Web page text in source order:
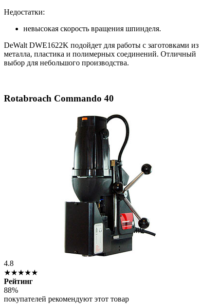
Недостатки:
невысокая скорость вращения шпинделя.
DeWalt DWE1622K подойдет для работы с заготовками из
металла, пластика и полимерных соединений. Отличный
выбор для небольшого производства.
Rotabroach Commando 40
4.8
★★★★★
Рейтинг
88%
покупателей рекомендуют этот товар